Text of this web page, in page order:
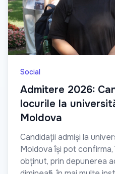
Social
Admitere 2026:
locurile la
Moldova
Candidații admiși la
Moldova își pot
obținut, prin depunerea